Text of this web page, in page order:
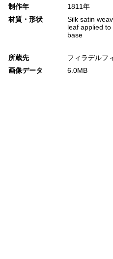
制作年
1811年
材質・形状
Silk satin
leaf applied
base
所蔵先
フィラデルフ
画像データ
6.0MB